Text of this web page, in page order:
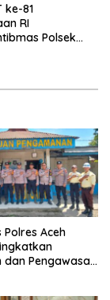
ke-81
RI
Polsek
Polres Aceh
dan Pengawasan